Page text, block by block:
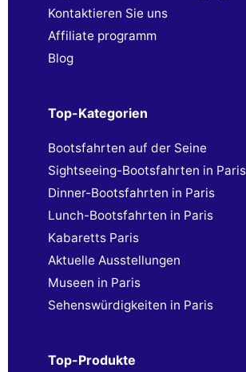
Kontaktieren Sie uns
Affiliate programm
Blog
Top-Kategorien
Bootsfahrten auf der Seine
Sightseeing-Bootsfahrten in Paris
Dinner-Bootsfahrten in Paris
Lunch-Bootsfahrten in Paris
Kabaretts Paris
Aktuelle Ausstellungen
Museen in Paris
Sehenswürdigkeiten in Paris
Top-Produkte